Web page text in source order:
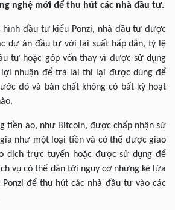
nghệ mới để thu hút các nhà đầu tư.
hình đầu tư kiểu Ponzi, nhà đầu tư được
dự án đầu tư với lãi suất hấp dẫn, tỷ lệ
tư hoặc góp vốn thay vì được sử dụng
nhuận để trả lãi thì lại được dùng để
đó và bản chất không có bất kỳ hoạt
tiền ảo, như Bitcoin, được chấp nhận sử
như một loại tiền và có thể được giao
dịch trực tuyến hoặc được sử dụng để
vụ có thể dẫn tới nguy cơ những kẻ lừa
để thu hút các nhà đầu tư vào các